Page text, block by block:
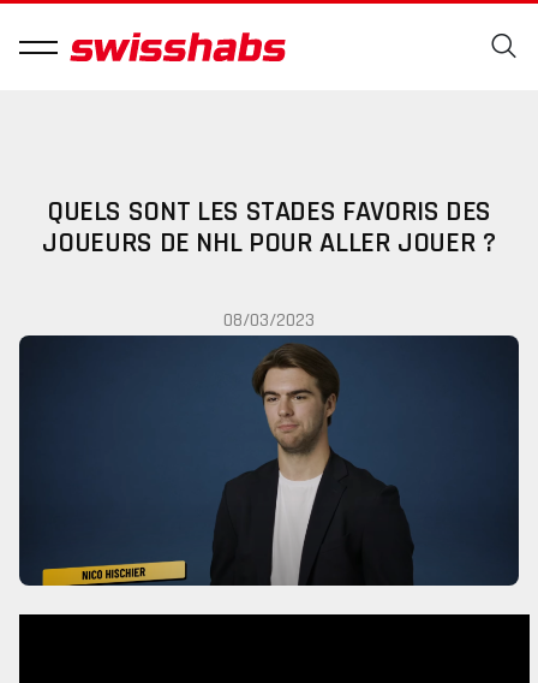
QUELS SONT LES STADES FAVORIS DES
JOUEURS DE NHL POUR ALLER JOUER ?
08/03/2023